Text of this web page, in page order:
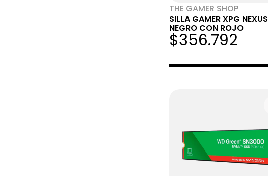
THE GAMER SHOP
SILLA GAMER XPG NEXUS
NEGRO CON ROJO
$356.792